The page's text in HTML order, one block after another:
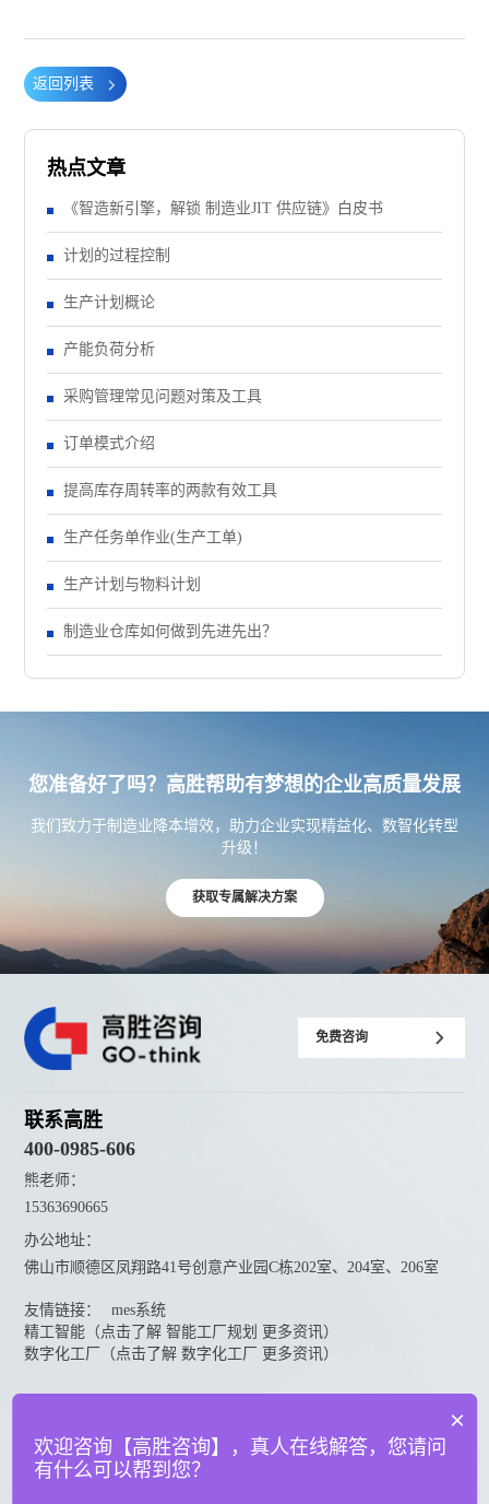
返回列表
热点文章
《智造新引擎，解锁 制造业JIT 供应链》白皮书
计划的过程控制
生产计划概论
产能负荷分析
采购管理常见问题对策及工具
订单模式介绍
提高库存周转率的两款有效工具
生产任务单作业(生产工单)
生产计划与物料计划
制造业仓库如何做到先进先出？
您准备好了吗？高胜帮助有梦想的企业高质量发展
我们致力于制造业降本增效，助力企业实现精益化、数智化转型
升级！
获取专属解决方案
免费咨询
联系高胜
400-0985-606
熊老师：
15363690665
办公地址：
佛山市顺德区凤翔路41号创意产业园C栋202室、204室、206室
友情链接：
mes系统
精工智能（点击了解 智能工厂规划 更多资讯）
数字化工厂（点击了解 数字化工厂 更多资讯）
×
欢迎咨询【高胜咨询】，真人在线解答，您请问
有什么可以帮到您？